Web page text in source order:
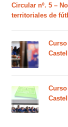
Circular nº. 5 –
territoriales de